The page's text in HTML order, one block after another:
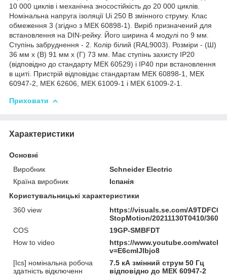
10 000 циклів і механічна зносостійкість до 20 000 циклів.
Номінальна напруга ізоляції Ui 250 В змінного струму. Клас
обмеження 3 (згідно з МЕК 60898-1). Виріб призначений для
встановлення на DIN-рейку. Його ширина 4 модулі по 9 мм.
Ступінь забруднення - 2. Колір білий (RAL9003). Розміри - (Ш)
36 мм х (В) 91 мм х (Г) 73 мм. Має ступінь захисту IP20
(відповідно до стандарту МЕК 60529) і IP40 при встановлення
в щиті. Пристрій відповідає стандартам МЕК 60898-1, МЕК
60947-2, МЕК 62606, МЕК 61009-1 і МЕК 61009-2-1.
Приховати
Характеристики
Основні
Виробник
Schneider Electric
Країна виробник
Іспанія
Користувальницькі характеристики
360 view
https://visuals.se.com/
StopMotion/20211130T0410/360
COS
19GP-SMBFDT
How to video
https://www.youtube.com/watch?
v=E6cmIJlbjo8
[Ics] номінальна робоча
здатність відключенн
7.5 кА змінний струм 50 Гц
відповідно до МЕК 60947-2